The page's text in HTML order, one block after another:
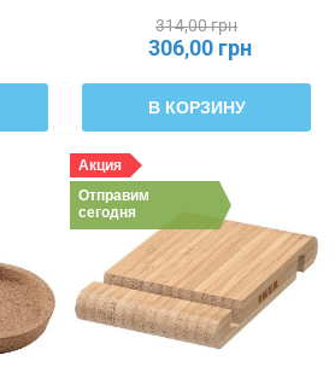
314,00 грн
306,00 грн
В КОРЗИНУ
Акция
Отправим
сегодня